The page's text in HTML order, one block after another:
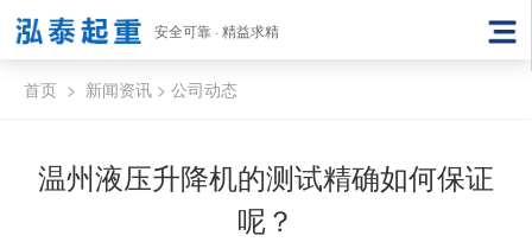
安全可靠 · 精益求精
首页 > 新闻资讯 > 公司动态
温州液压升降机的测试精确如何保证
呢？